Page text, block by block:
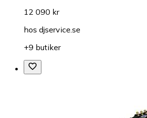
12 090 kr
hos djservice.se
+9 butiker